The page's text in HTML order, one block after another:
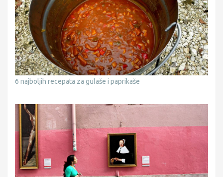
6 najboljih recepata za gulaše i paprikaše